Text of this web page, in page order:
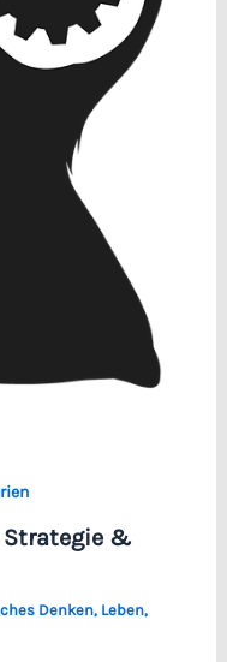
Strategie &
Denken, Leben,